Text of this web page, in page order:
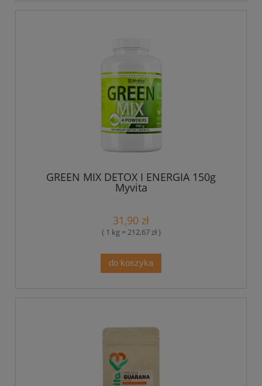
GREEN MIX DETOX I ENERGIA 150g
Myvita
31,90 zł
( 1 kg = 212,67 zł )
do koszyka